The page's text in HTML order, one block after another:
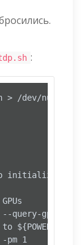
:
> /dev/null
initialize
pm 1